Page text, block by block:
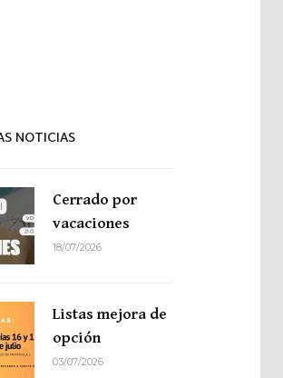
NOTICIAS
Cerrado por
vacaciones
18/07/2026
Listas mejora de
opción
03/07/2026